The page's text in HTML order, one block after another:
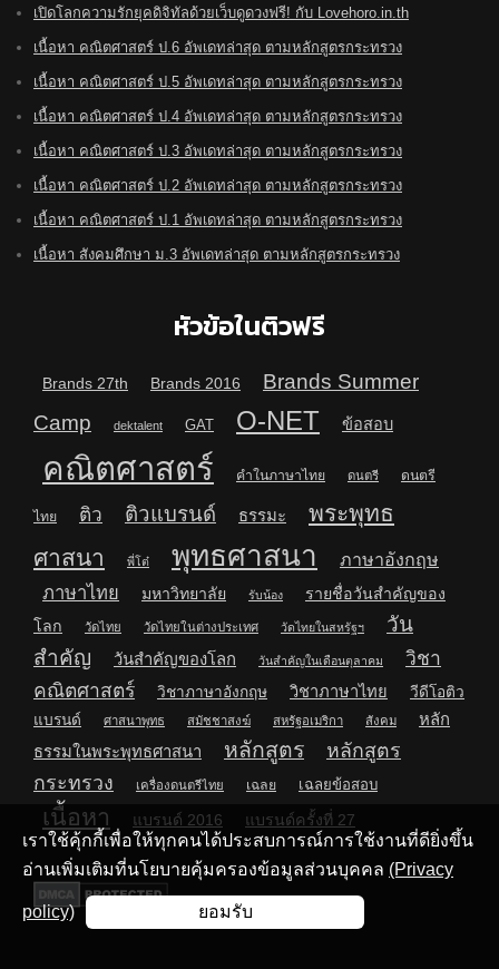
เปิดโลกความรักยุคดิจิทัลด้วยเว็บดูดวงฟรี! กับ Lovehoro.in.th
เนื้อหา คณิตศาสตร์ ป.6 อัพเดทล่าสุด ตามหลักสูตรกระทรวง
เนื้อหา คณิตศาสตร์ ป.5 อัพเดทล่าสุด ตามหลักสูตรกระทรวง
เนื้อหา คณิตศาสตร์ ป.4 อัพเดทล่าสุด ตามหลักสูตรกระทรวง
เนื้อหา คณิตศาสตร์ ป.3 อัพเดทล่าสุด ตามหลักสูตรกระทรวง
เนื้อหา คณิตศาสตร์ ป.2 อัพเดทล่าสุด ตามหลักสูตรกระทรวง
เนื้อหา คณิตศาสตร์ ป.1 อัพเดทล่าสุด ตามหลักสูตรกระทรวง
เนื้อหา สังคมศึกษา ม.3 อัพเดทล่าสุด ตามหลักสูตรกระทรวง
หัวข้อในติวฟรี
Brands 27th Brands 2016
Brands Summer
Camp
dektalent GAT O-NET ข้อสอบ
คณิตศาสตร์ คำในภาษาไทย ดนตรี ดนตรี
ไทย ติว ติวแบรนด์ ธรรมะ
พระพุทธ
ศาสนา
พี่โต๋ พุทธศาสนา ภาษาอังกฤษ
ภาษาไทย มหาวิทยาลัย รับน้อง
รายชื่อวันสำคัญของ
โลก
วัดไทย วัดไทยในต่างประเทศ วัดไทยในสหรัฐฯ
วัน
สำคัญ
วันสำคัญของโลก วันสำคัญในเดือนตุลาคม
วิชา
คณิตศาสตร์
วิชาภาษาอังกฤษ วิชาภาษาไทย
วีดีโอติว
แบรนด์
ศาสนาพุทธ สมัชชาสงฆ์ สหรัฐอเมริกา สังคม
หลัก
ธรรมในพระพุทธศาสนา
หลักสูตร
หลักสูตร
กระทรวง
เครื่องดนตรีไทย เฉลย เฉลยข้อสอบ
เนื้อหา แบรนด์ 2016 แบรนด์ครั้งที่ 27
เราใช้คุ้กกี้เพื่อให้ทุกคนได้ประสบการณ์การใช้งานที่ดียิ่งขึ้น
อ่านเพิ่มเติมที่นโยบายคุ้มครองข้อมูลส่วนบุคคล (Privacy
policy) ยอมรับ